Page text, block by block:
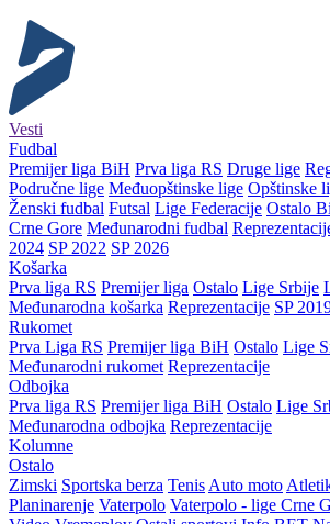
Vesti
Fudbal
Premijer liga BiH Prva liga RS Druge lige
Područne lige Međuopštinske lige Opštinske
Ženski fudbal Futsal Lige Federacije Ostalo
Crne Gore Međunarodni fudbal
2024 SP 2022 SP 2026
Košarka
Prva liga RS Premijer liga Ostalo Lige Srbije
Međunarodna košarka Reprezentacije SP
Rukomet
Prva Liga RS Premijer liga BiH Ostalo Lige
Međunarodni rukomet Reprezentacije
Odbojka
Prva liga RS Premijer liga BiH Ostalo Lige
Međunarodna odbojka Reprezentacije
Kolumne
Ostalo
Zimski Sportska berza Tenis Auto moto
Planinarenje Vaterpolo Vaterpolo - lige Crne